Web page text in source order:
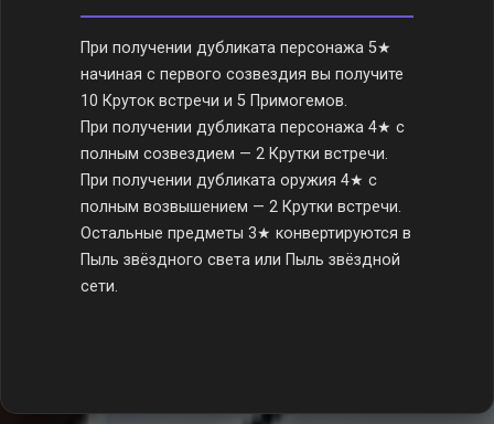
При получении дубликата персонажа 5★
начиная с первого созвездия вы получите
10 Круток встречи и 5 Примогемов.
При получении дубликата персонажа 4★ с
полным созвездием — 2 Крутки встречи.
При получении дубликата оружия 4★ с
полным возвышением — 2 Крутки встречи.
Остальные предметы 3★ конвертируются в
Пыль звёздного света или Пыль звёздной
сети.